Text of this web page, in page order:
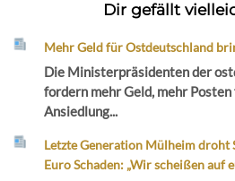
Dir gefällt
Mehr Geld für Ostdeutschland
Die Ministerpräsidenten der
fordern mehr Geld, mehr
Ansiedlung...
Letzte Generation Mülheim
Euro Schaden: „Wir scheißen auf